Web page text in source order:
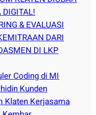
DIGITAL!
& EVALUASI
DARI
DI LKP
Coding di MI
Kunden
Klaten Kerjasama